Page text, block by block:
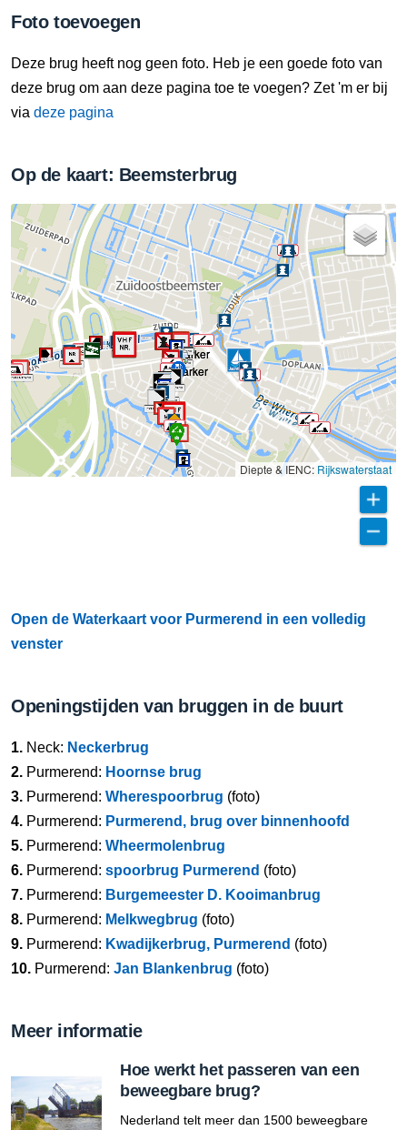
Foto toevoegen
Deze brug heeft nog geen foto. Heb je een goede foto van
deze brug om aan deze pagina toe te voegen? Zet 'm er bij
via deze pagina
Op de kaart: Beemsterbrug
Diepte & IENC: Rijkswaterstaat
Open de Waterkaart voor Purmerend in een volledig
venster
Openingstijden van bruggen in de buurt
1. Neck: Neckerbrug
2. Purmerend: Hoornse brug
3. Purmerend: Wherespoorbrug (foto)
4. Purmerend: Purmerend, brug over binnenhoofd
5. Purmerend: Wheermolenbrug
6. Purmerend: spoorbrug Purmerend (foto)
7. Purmerend: Burgemeester D. Kooimanbrug
8. Purmerend: Melkwegbrug (foto)
9. Purmerend: Kwadijkerbrug, Purmerend (foto)
10. Purmerend: Jan Blankenbrug (foto)
Meer informatie
Hoe werkt het passeren van een
beweegbare brug?
Nederland telt meer dan 1500 beweegbare